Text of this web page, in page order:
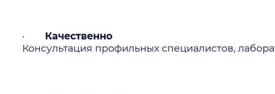
· Качественно
Консультация профильных специалистов,